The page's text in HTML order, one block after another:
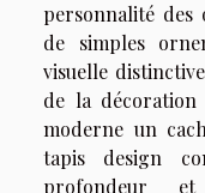
personnalité des
de simples
visuelle
de la
moderne un
tapis design
profondeur